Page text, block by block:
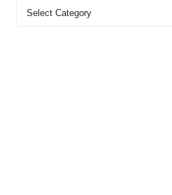
Categories